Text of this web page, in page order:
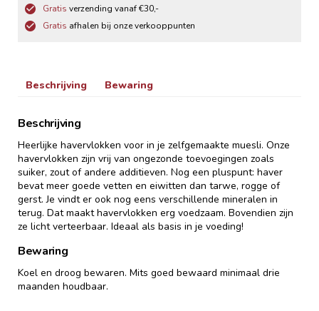
Gratis verzending vanaf €30,-
Gratis afhalen bij onze verkooppunten
Beschrijving Bewaring
Beschrijving
Heerlijke havervlokken voor in je zelfgemaakte muesli. Onze
havervlokken zijn vrij van ongezonde toevoegingen zoals
suiker, zout of andere additieven. Nog een pluspunt: haver
bevat meer goede vetten en eiwitten dan tarwe, rogge of
gerst. Je vindt er ook nog eens verschillende mineralen in
terug. Dat maakt havervlokken erg voedzaam. Bovendien zijn
ze licht verteerbaar. Ideaal als basis in je voeding!
Bewaring
Koel en droog bewaren. Mits goed bewaard minimaal drie
maanden houdbaar.